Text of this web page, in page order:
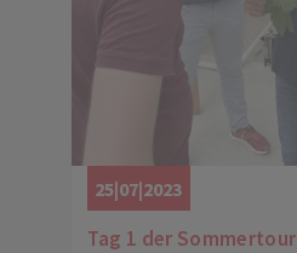
25|07|2023
Tag 1 der Sommertour